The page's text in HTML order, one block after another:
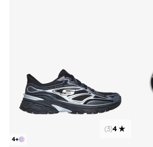
+
4
4
(
3
)